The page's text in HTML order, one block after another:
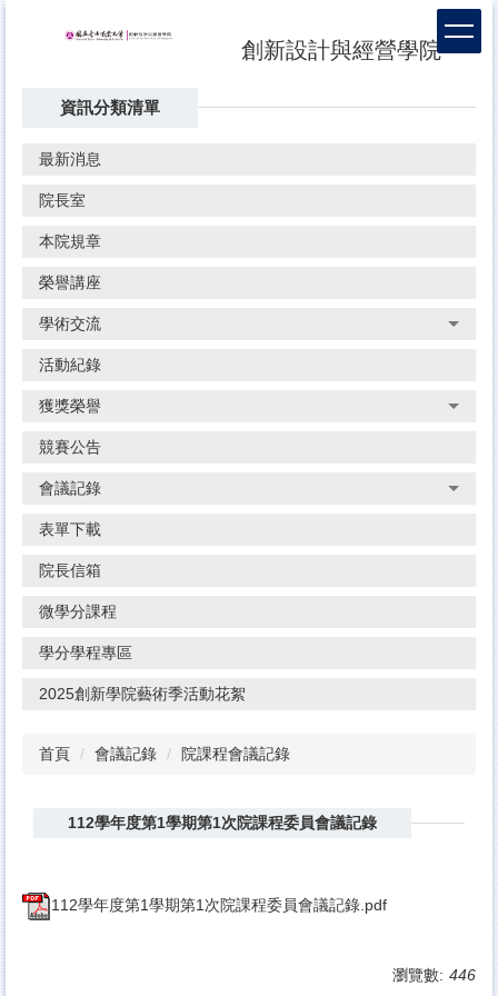
創新設計與經營學院
資訊分類清單
最新消息
院長室
本院規章
榮譽講座
學術交流
活動紀錄
獲獎榮譽
競賽公告
會議記錄
表單下載
院長信箱
微學分課程
學分學程專區
2025創新學院藝術季活動花絮
首頁 會議記錄 院課程會議記錄
112學年度第1學期第1次院課程委員會議記錄
112學年度第1學期第1次院課程委員會議記錄.pdf
瀏覽數: 446